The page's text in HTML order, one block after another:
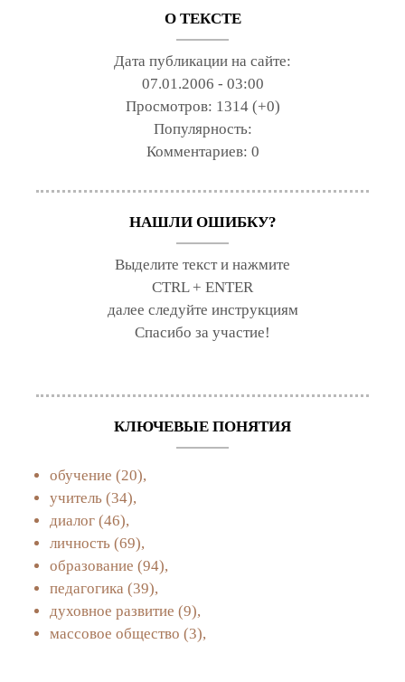
О ТЕКСТЕ
Дата публикации на сайте:
07.01.2006 - 03:00
Просмотров: 1314 (+0)
Популярность:
Комментариев: 0
НАШЛИ ОШИБКУ?
Выделите текст и нажмите
CTRL + ENTER
далее следуйте инструкциям
Спасибо за участие!
КЛЮЧЕВЫЕ ПОНЯТИЯ
обучение (20),
учитель (34),
диалог (46),
личность (69),
образование (94),
педагогика (39),
духовное развитие (9),
массовое общество (3),